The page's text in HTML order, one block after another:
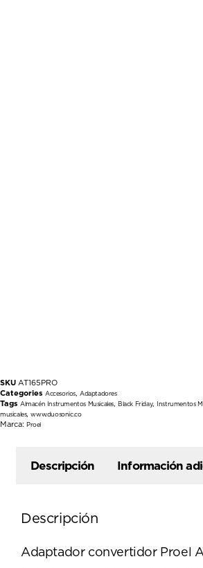
SKU AT165PRO
Categories Accesorios, Adaptadores
Tags Almacén Instrumentos Musicales, Black Friday, Instrumentos
musicales,www.duosonic.co
Marca: Proel
Descripción Información
Descripción
Adaptador convertidor Proel